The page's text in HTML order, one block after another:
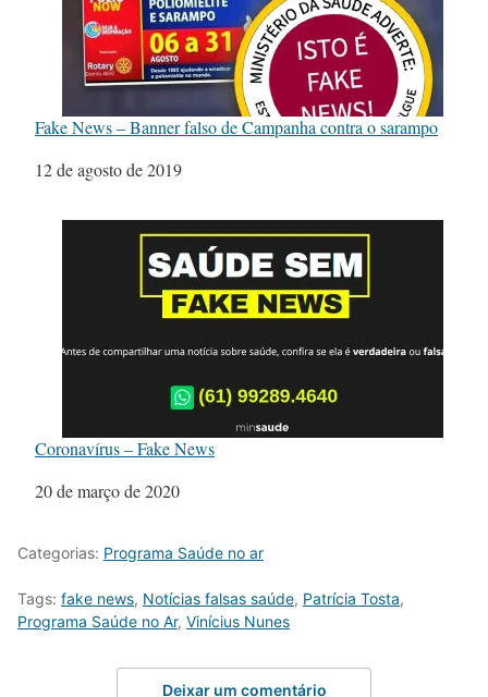
Fake News – Banner falso de Campanha contra o sarampo
Data
12 de agosto de 2019
Coronavírus – Fake News
Data
20 de março de 2020
Categorias: Programa Saúde no ar
Tags: fake news, Notícias falsas saúde, Patrícia Tosta,
Programa Saúde no Ar, Vinícius Nunes
Deixar um comentário